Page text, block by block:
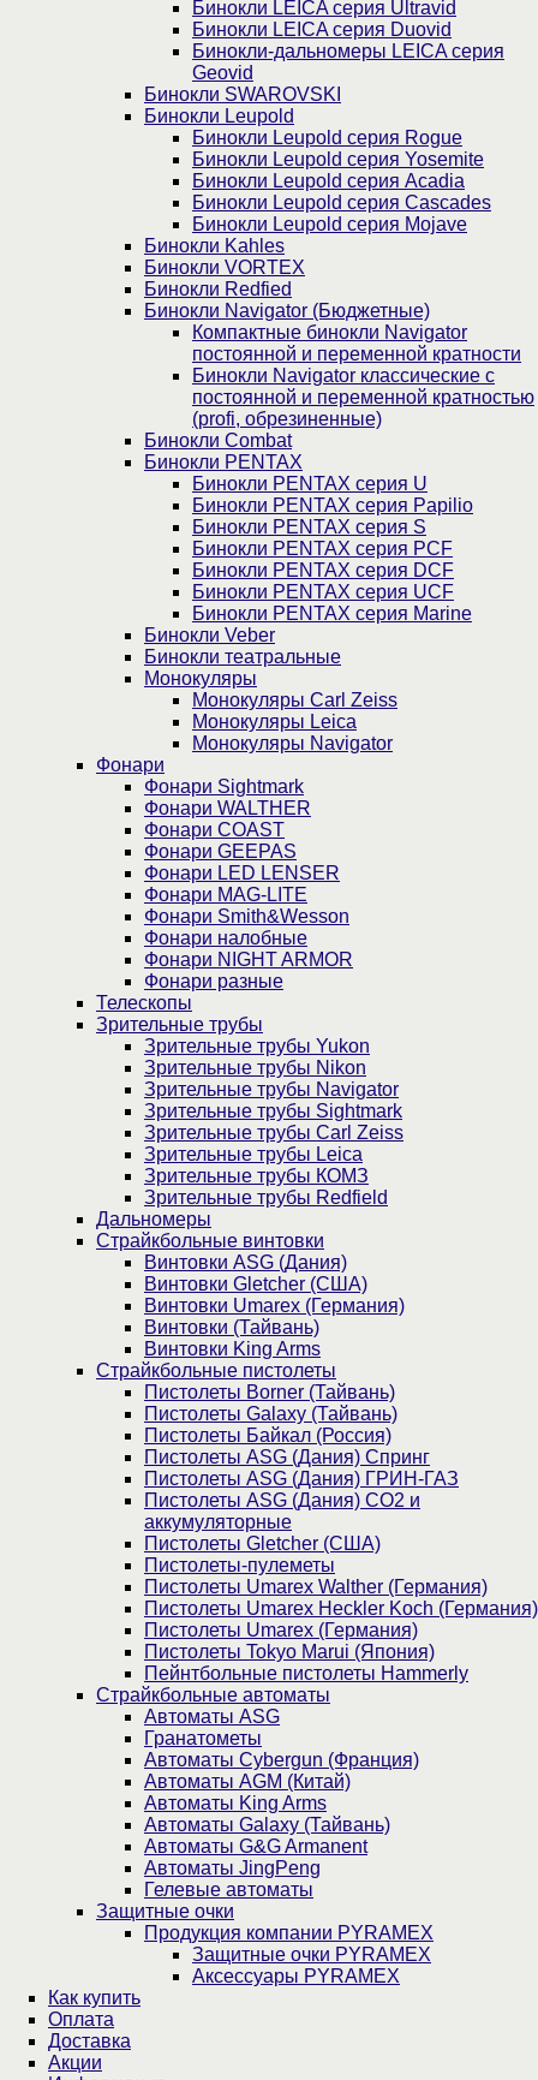
Бинокли LEICA серия Ultravid
Бинокли LEICA серия Duovid
Бинокли-дальномеры LEICA серия
Geovid
Бинокли SWAROVSKI
Бинокли Leupold
Бинокли Leupold серия Rogue
Бинокли Leupold серия Yosemite
Бинокли Leupold серия Acadia
Бинокли Leupold серия Cascades
Бинокли Leupold серия Mojave
Бинокли Kahles
Бинокли VORTEX
Бинокли Redfied
Бинокли Navigator (Бюджетные)
Компактные бинокли Navigator
постоянной и переменной кратности
Бинокли Navigator классические с
постоянной и переменной кратностью
(profi, обрезиненные)
Бинокли Combat
Бинокли PENTAX
Бинокли PENTAX серия U
Бинокли PENTAX серия Papilio
Бинокли PENTAX серия S
Бинокли PENTAX серия PCF
Бинокли PENTAX серия DCF
Бинокли PENTAX серия UCF
Бинокли PENTAX серия Marine
Бинокли Veber
Бинокли театральные
Монокуляры
Монокуляры Carl Zeiss
Монокуляры Leica
Монокуляры Navigator
Фонари
Фонари Sightmark
Фонари WALTHER
Фонари COAST
Фонари GEEPAS
Фонари LED LENSER
Фонари MAG-LITE
Фонари Smith&Wesson
Фонари налобные
Фонари NIGHT ARMOR
Фонари разные
Телескопы
Зрительные трубы
Зрительные трубы Yukon
Зрительные трубы Nikon
Зрительные трубы Navigator
Зрительные трубы Sightmark
Зрительные трубы Carl Zeiss
Зрительные трубы Leica
Зрительные трубы КОМЗ
Зрительные трубы Redfield
Дальномеры
Страйкбольные винтовки
Винтовки ASG (Дания)
Винтовки Gletcher (США)
Винтовки Umarex (Германия)
Винтовки (Тайвань)
Винтовки King Arms
Страйкбольные пистолеты
Пистолеты Borner (Тайвань)
Пистолеты Galaxy (Тайвань)
Пистолеты Байкал (Россия)
Пистолеты ASG (Дания) Спринг
Пистолеты ASG (Дания) ГРИН-ГАЗ
Пистолеты ASG (Дания) CO2 и
аккумуляторные
Пистолеты Gletcher (США)
Пистолеты-пулеметы
Пистолеты Umarex Walther (Германия)
Пистолеты Umarex Heckler Koch (Германия)
Пистолеты Umarex (Германия)
Пистолеты Tokyo Marui (Япония)
Пейнтбольные пистолеты Hammerly
Страйкбольные автоматы
Автоматы ASG
Гранатометы
Автоматы Cybergun (Франция)
Автоматы AGM (Китай)
Автоматы King Arms
Автоматы Galaxy (Тайвань)
Автоматы G&G Armanent
Автоматы JingPeng
Гелевые автоматы
Защитные очки
Продукция компании PYRAMEX
Защитные очки PYRAMEX
Аксессуары PYRAMEX
Как купить
Оплата
Доставка
Акции